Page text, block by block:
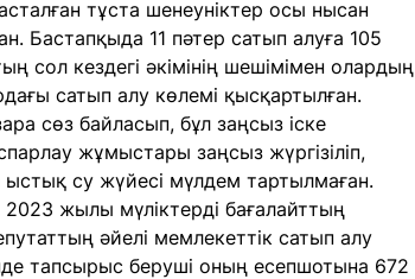
тұста шенеуніктер осы нысан
Бастапқыда 11 пәтер сатып алуға 105
сол кездегі әкімінің шешімімен олардың
сатып алу көлемі қысқартылған.
сөз байласып, бұл заңсыз іске
жұмыстары заңсыз жүргізіліп,
ыстық су жүйесі мүлдем тартылмаған.
жылы мүліктерді бағалайттың
әйелі мемлекеттік сатып алу
тапсырыс беруші оның есепшотына 672